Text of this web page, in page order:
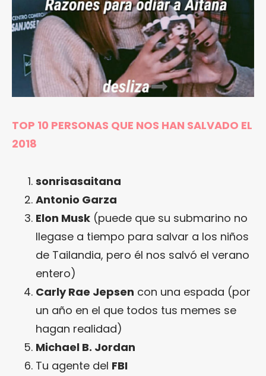
TOP 10 PERSONAS QUE NOS HAN SALVADO EL
2018
sonrisasaitana
Antonio Garza
Elon Musk (puede que su submarino no
llegase a tiempo para salvar a los niños
de Tailandia, pero él nos salvó el verano
entero)
Carly Rae Jepsen con una espada (por
un año en el que todos tus memes se
hagan realidad)
Michael B. Jordan
Tu agente del FBI